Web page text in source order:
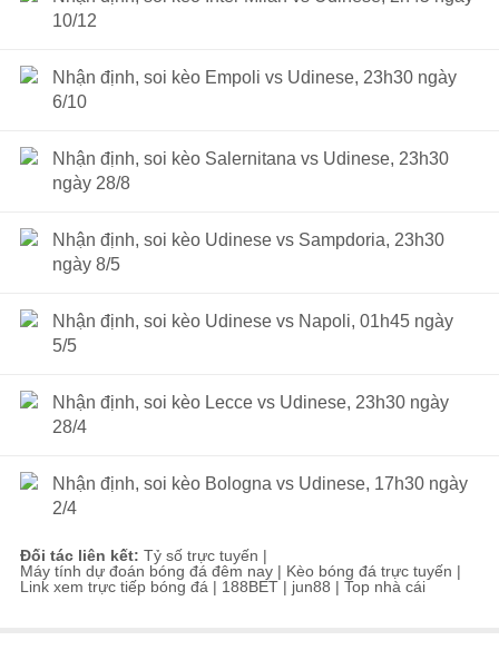
10/12
Nhận định, soi kèo Empoli vs Udinese, 23h30 ngày
6/10
Nhận định, soi kèo Salernitana vs Udinese, 23h30
ngày 28/8
Nhận định, soi kèo Udinese vs Sampdoria, 23h30
ngày 8/5
Nhận định, soi kèo Udinese vs Napoli, 01h45 ngày
5/5
Nhận định, soi kèo Lecce vs Udinese, 23h30 ngày
28/4
Nhận định, soi kèo Bologna vs Udinese, 17h30 ngày
2/4
Đối tác liên kết: Tỷ số trực tuyến |
Máy tính dự đoán bóng đá đêm nay | Kèo bóng đá trực tuyến |
Link xem trực tiếp bóng đá | 188BET | jun88 | Top nhà cái